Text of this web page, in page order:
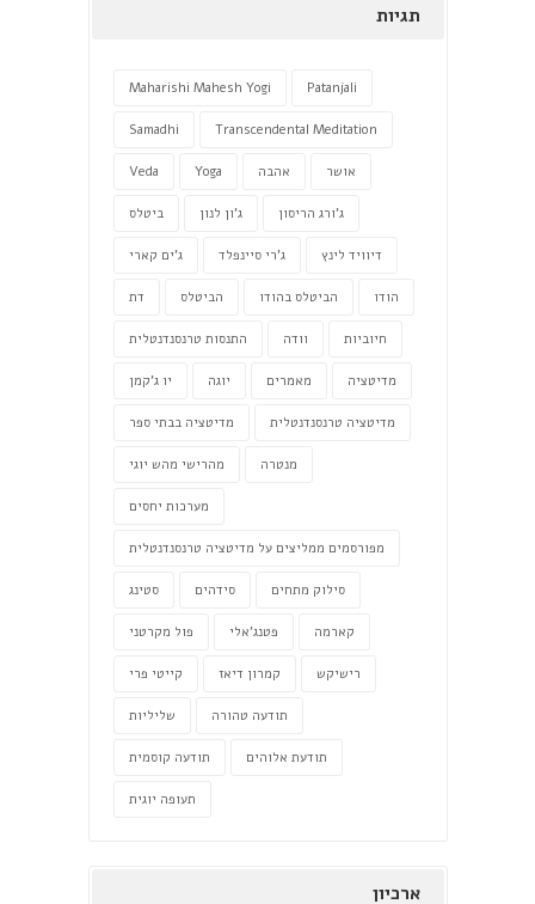
תגיות
Maharishi Mahesh Yogi Patanjali
Samadhi Transcendental Meditation
Veda Yoga אהבה אושר
ביטלס ג'ון לנון ג'ורג הריסון
ג'ים קארי ג'רי סיינפלד דיוויד לינץ
דת הביטלס הביטלס בהודו הודו
התנסות טרנסנדנטלית וודה חיוביות
יו ג'קמן יוגה מאמרים מדיטציה
מדיטציה בבתי ספר מדיטציה טרנסנדנטלית
מהרישי מהש יוגי מנטרה
מערכות יחסים
מפורסמים ממליצים על מדיטציה טרנסנדנטלית
סטינג סידהים סילוק מתחים
פול מקרטני פטנג'אלי קארמה
קייטי פרי קמרון דיאז רישיקש
שליליות תודעה טהורה
תודעה קוסמית תודעת אלוהים
תעופה יוגית
ארכיון